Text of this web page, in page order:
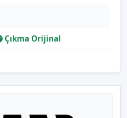
Çıkma Orijinal